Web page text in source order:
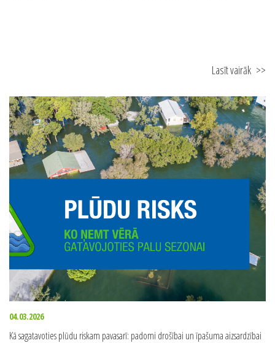
Lasīt vairāk >>
04.03.2026
Kā sagatavoties plūdu riskam pavasarī: padomi drošībai un īpašuma aizsardzībai